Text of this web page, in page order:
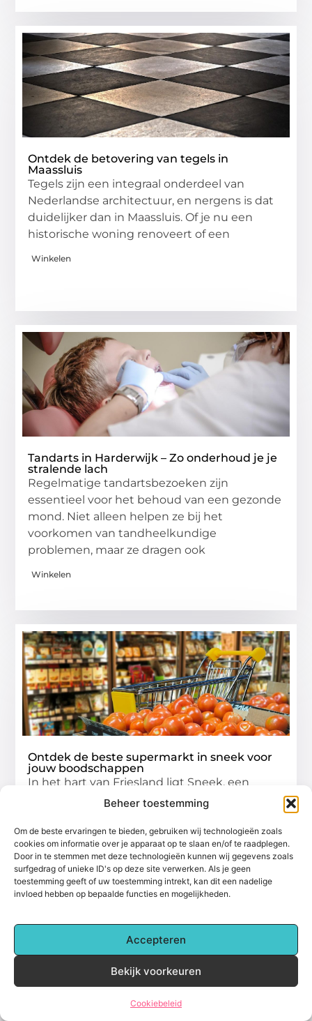
Beheer toestemming
Om de beste ervaringen te bieden, gebruiken wij technologieën zoals
cookies om informatie over je apparaat op te slaan en/of te raadplegen.
Door in te stemmen met deze technologieën kunnen wij gegevens zoals
surfgedrag of unieke ID's op deze site verwerken. Als je geen
toestemming geeft of uw toestemming intrekt, kan dit een nadelige
invloed hebben op bepaalde functies en mogelijkheden.
Accepteren
Bekijk voorkeuren
Cookiebeleid
Ontdek de betovering van tegels in
Maassluis
Tegels zijn een integraal onderdeel van
Nederlandse architectuur, en nergens is dat
duidelijker dan in Maassluis. Of je nu een
historische woning renoveert of een
Winkelen
Tandarts in Harderwijk – Zo onderhoud je je
stralende lach
Regelmatige tandartsbezoeken zijn
essentieel voor het behoud van een gezonde
mond. Niet alleen helpen ze bij het
voorkomen van tandheelkundige
problemen, maar ze dragen ook
Winkelen
Ontdek de beste supermarkt in sneek voor
jouw boodschappen
In het hart van Friesland ligt Sneek, een
charmante stad met een rijke geschiedenis
bewoners van Sneek is de
Winkelen